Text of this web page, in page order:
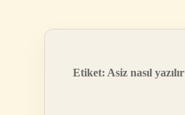
Etiket: Asiz nasıl yazılır